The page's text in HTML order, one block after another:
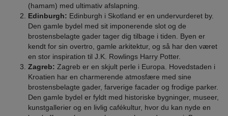
(hamam) med ultimativ afslapning.
Edinburgh: Edinburgh i Skotland er en undervurderet by.
Den gamle bydel med sit imponerende slot og de
brostensbelagte gader tager dig tilbage i tiden. Byen er
kendt for sin overtro, gamle arkitektur, og så har den været
en stor inspiration til J.K. Rowlings Harry Potter.
Zagreb: Zagreb er en skjult perle i Europa. Hovedstaden i
Kroatien har en charmerende atmosfære med sine
brostensbelagte gader, farverige facader og frodige parker.
Den gamle bydel er fyldt med historiske bygninger, museer,
kunstgallerier og en livlig cafékultur, hvor du kan nyde en